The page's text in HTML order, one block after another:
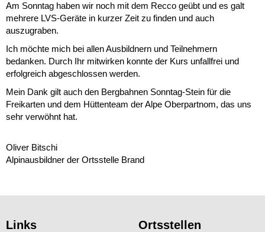
Am Sonntag haben wir noch mit dem Recco geübt und es galt
mehrere LVS-Geräte in kurzer Zeit zu finden und auch
auszugraben.
Ich möchte mich bei allen Ausbildnern und Teilnehmern
bedanken. Durch Ihr mitwirken konnte der Kurs unfallfrei und
erfolgreich abgeschlossen werden.
Mein Dank gilt auch den Bergbahnen Sonntag-Stein für die
Freikarten und dem Hüttenteam der Alpe Oberpartnom, das uns
sehr verwöhnt hat.
Oliver Bitschi
Alpinausbildner der Ortsstelle Brand
Links Ortsstellen